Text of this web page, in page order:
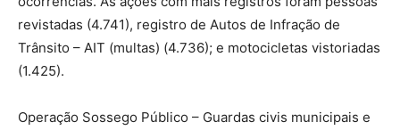
revistadas (4.741), registro de Autos de Infração de
Trânsito – AIT (multas) (4.736); e motocicletas vistoriadas
(1.425).
Operação Sossego Público – Guardas civis municipais e